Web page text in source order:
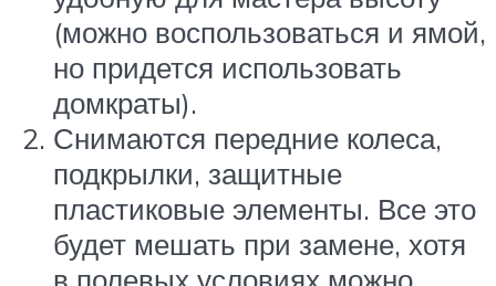
(можно воспользоваться и ямой,
но придется использовать
домкраты).
Снимаются передние колеса,
подкрылки, защитные
пластиковые элементы. Все это
будет мешать при замене, хотя